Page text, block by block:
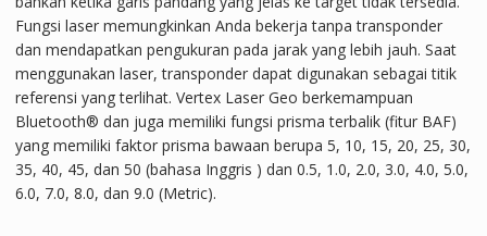
Fungsi laser memungkinkan Anda bekerja tanpa transponder
dan mendapatkan pengukuran pada jarak yang lebih jauh. Saat
menggunakan laser, transponder dapat digunakan sebagai titik
referensi yang terlihat. Vertex Laser Geo berkemampuan
Bluetooth® dan juga memiliki fungsi prisma terbalik (fitur BAF)
yang memiliki faktor prisma bawaan berupa 5, 10, 15, 20, 25, 30,
35, 40, 45, dan 50 (bahasa Inggris ) dan 0.5, 1.0, 2.0, 3.0, 4.0, 5.0,
6.0, 7.0, 8.0, dan 9.0 (Metric).